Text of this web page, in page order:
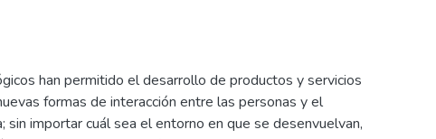
han permitido el desarrollo de productos y servicios
formas de interacción entre las personas y el
sin importar cuál sea el entorno en que se desenvuelvan,